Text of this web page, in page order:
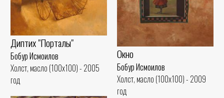
Диптих "Порталы"
Бобур Исмоилов
Холст, масло (100x100) - 2005
год
Окно
Бобур Исмоилов
Холст, масло (100x100) - 2009
год